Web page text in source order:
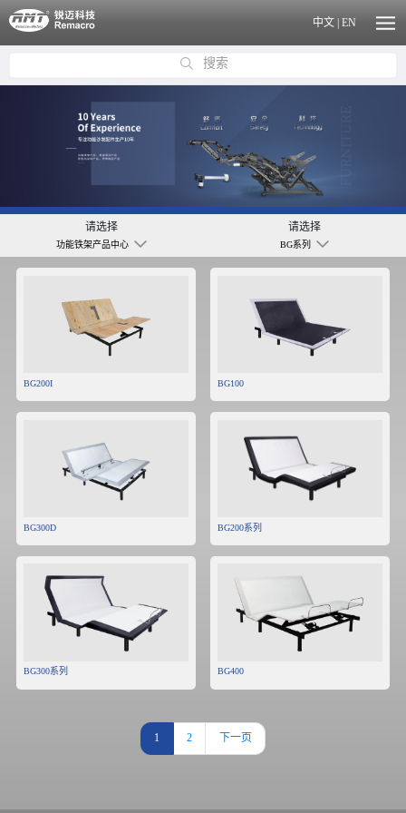
中文 | EN
搜索
请选择 请选择
功能铁架产品中心 BG系列
BG200I BG100
BG300D BG200系列
BG300系列 BG400
1 2 下一页